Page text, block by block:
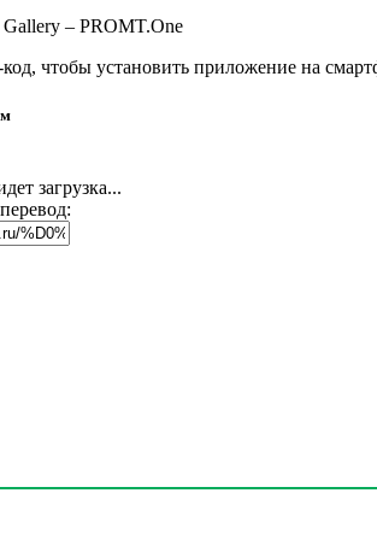
чтобы установить приложение на
загрузка...